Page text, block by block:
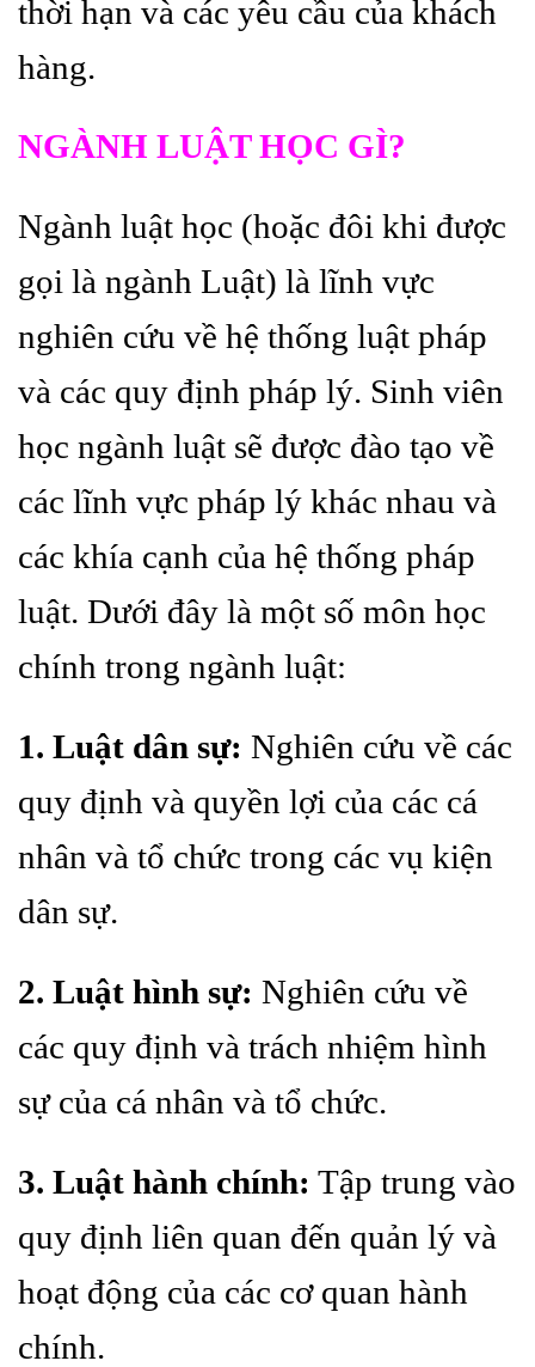
thời hạn và các yêu cầu của khách
hàng.
NGÀNH LUẬT HỌC GÌ?
Ngành luật học (hoặc đôi khi được
gọi là ngành Luật) là lĩnh vực
nghiên cứu về hệ thống luật pháp
và các quy định pháp lý. Sinh viên
học ngành luật sẽ được đào tạo về
các lĩnh vực pháp lý khác nhau và
các khía cạnh của hệ thống pháp
luật. Dưới đây là một số môn học
chính trong ngành luật:
1. Luật dân sự: Nghiên cứu về các
quy định và quyền lợi của các cá
nhân và tổ chức trong các vụ kiện
dân sự.
2. Luật hình sự: Nghiên cứu về
các quy định và trách nhiệm hình
sự của cá nhân và tổ chức.
3. Luật hành chính: Tập trung vào
quy định liên quan đến quản lý và
hoạt động của các cơ quan hành
chính.